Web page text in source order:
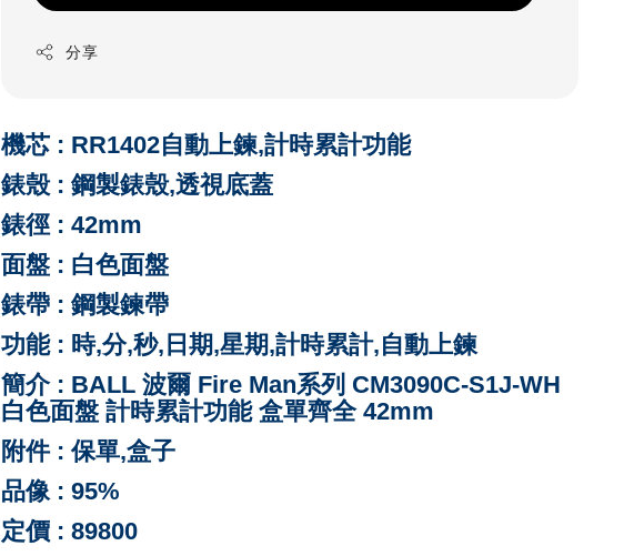
分享
機芯 : RR1402自動上鍊,計時累計功能
錶殼 : 鋼製錶殼,透視底蓋
錶徑 : 42mm
面盤 : 白色面盤
錶帶 : 鋼製鍊帶
功能 : 時,分,秒,日期,星期,計時累計,自動上鍊
簡介 : BALL 波爾 Fire Man系列 CM3090C-S1J-WH
白色面盤 計時累計功能 盒單齊全 42mm
附件 : 保單,盒子
品像 : 95%
定價 : 89800